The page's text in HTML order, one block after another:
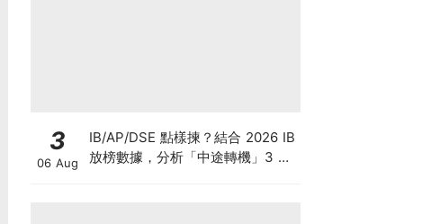
3
06 Aug
IB/AP/DSE 點樣揀？結合 2026 IB
放榜數據，分析「中途轉機」3 大